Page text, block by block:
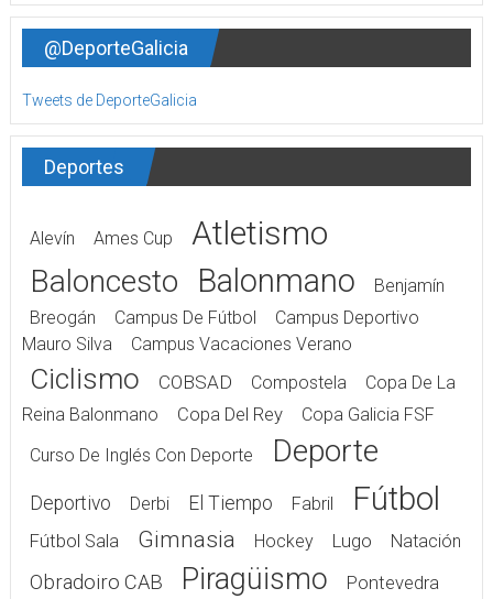
@DeporteGalicia
Tweets de DeporteGalicia
Deportes
Alevín Ames Cup Atletismo
Baloncesto Balonmano
Benjamín
Breogán
Campus De Fútbol
Campus Deportivo
Mauro Silva
Campus Vacaciones Verano
Ciclismo COBSAD Compostela
Copa De La
Reina Balonmano
Copa Del Rey
Copa Galicia FSF
Curso De Inglés Con Deporte
Deporte
Deportivo Derbi El Tiempo Fabril Fútbol
Fútbol Sala Gimnasia Hockey Lugo Natación
Obradoiro CAB Piragüismo
Pontevedra